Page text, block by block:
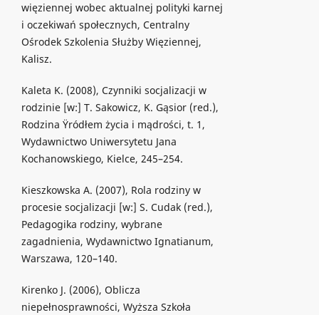
więziennej wobec aktualnej polityki karnej
i oczekiwań społecznych, Centralny
Ośrodek Szkolenia Służby Więziennej,
Kalisz.
Kaleta K. (2008), Czynniki socjalizacji w
rodzinie [w:] T. Sakowicz, K. Gąsior (red.),
Rodzina Ÿródłem życia i mądrości, t. 1,
Wydawnictwo Uniwersytetu Jana
Kochanowskiego, Kielce, 245–254.
Kieszkowska A. (2007), Rola rodziny w
procesie socjalizacji [w:] S. Cudak (red.),
Pedagogika rodziny, wybrane
zagadnienia, Wydawnictwo Ignatianum,
Warszawa, 120–140.
Kirenko J. (2006), Oblicza
niepełnosprawności, Wyższa Szkoła